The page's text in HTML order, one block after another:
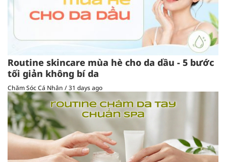
Routine skincare mùa hè cho da dầu - 5 bước
tối giản không bí da
Chăm Sóc Cá Nhân /31 days ago